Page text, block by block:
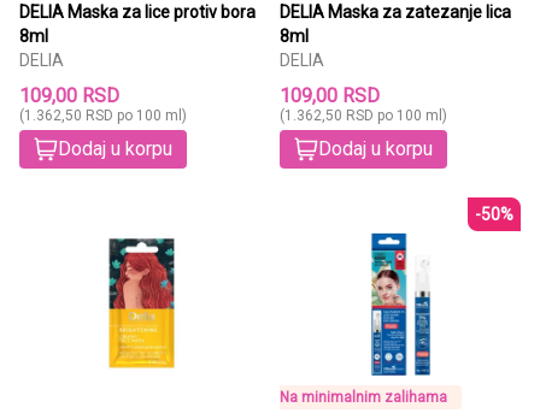
DELIA Maska za lice protiv bora
8ml
DELIA
109,00 RSD
(1.362,50 RSD po 100 ml)
Dodaj u korpu
DELIA Maska za zatezanje lica
8ml
DELIA
109,00 RSD
(1.362,50 RSD po 100 ml)
Dodaj u korpu
-50%
Na minimalnim zalihama